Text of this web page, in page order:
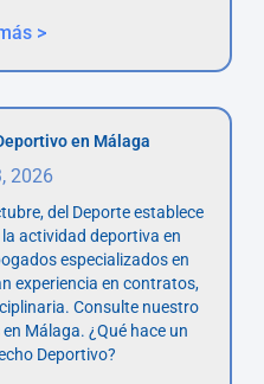
>
en Málaga
2026
del Deporte establece
actividad deportiva en
especializados en
experiencia en contratos,
Consulte nuestro
Málaga. ¿Qué hace un
Deportivo?